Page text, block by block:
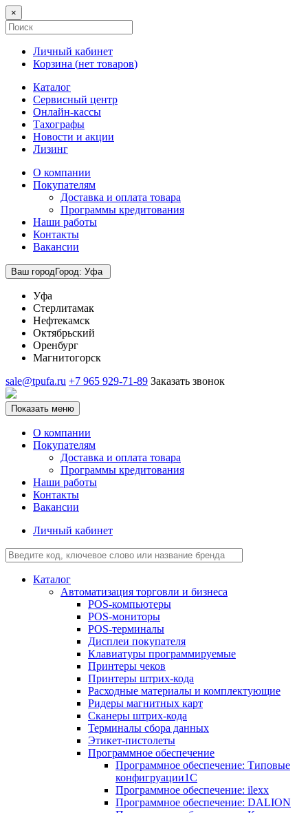
×
Личный кабинет
Корзина (нет товаров)
Каталог
Сервисный центр
Онлайн-кассы
Тахографы
Новости и акции
Лизинг
О компании
Покупателям
Доставка и оплата товара
Программы кредитования
Наши работы
Контакты
Вакансии
Ваш городГород: Уфа
Уфа
Стерлитамак
Нефтекамск
Октябрьский
Оренбург
Магнитогорск
sale@tpufa.ru +7 965 929-71-89 Заказать звонок
Показать меню
О компании
Покупателям
Доставка и оплата товара
Программы кредитования
Наши работы
Контакты
Вакансии
Личный кабинет
Каталог
Автоматизация торговли и бизнеса
POS-компьютеры
POS-мониторы
POS-терминалы
Дисплеи покупателя
Клавиатуры программируемые
Принтеры чеков
Принтеры штрих-кода
Расходные материалы и комплектующие
Ридеры магнитных карт
Сканеры штрих-кода
Терминалы сбора данных
Этикет-пистолеты
Программное обеспечение
Программное обеспечение: Типовые
конфигруации1С
Программное обеспечение: ilexx
Программное обеспечение: DALION